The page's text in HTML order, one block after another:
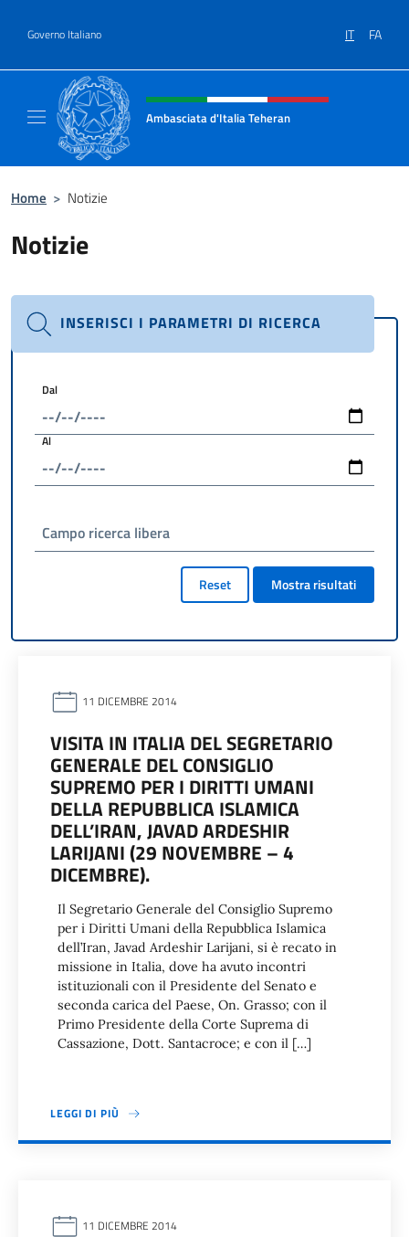
Governo Italiano IT FA
Intestazione sito, social e menù
Ambasciata d'Italia Teheran
Home > Notizie
Notizie
INSERISCI I PARAMETRI DI RICERCA
Dal
Al
Campo ricerca libera
Reset Mostra risultati
11 DICEMBRE 2014
VISITA IN ITALIA DEL SEGRETARIO
GENERALE DEL CONSIGLIO
SUPREMO PER I DIRITTI UMANI
DELLA REPUBBLICA ISLAMICA
DELL’IRAN, JAVAD ARDESHIR
LARIJANI (29 NOVEMBRE – 4
DICEMBRE).
Il Segretario Generale del Consiglio Supremo
per i Diritti Umani della Repubblica Islamica
dell’Iran, Javad Ardeshir Larijani, si è recato in
missione in Italia, dove ha avuto incontri
istituzionali con il Presidente del Senato e
seconda carica del Paese, On. Grasso; con il
Primo Presidente della Corte Suprema di
Cassazione, Dott. Santacroce; e con il […]
LEGGI DI PIÙ
11 DICEMBRE 2014